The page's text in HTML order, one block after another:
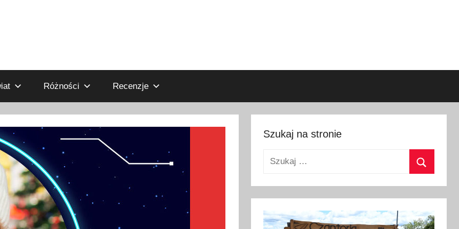
Różności Recenzje
Szukaj na stronie
Szukaj: